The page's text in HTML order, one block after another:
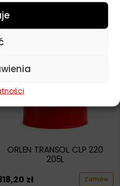
ORLEN TRANSOL CLP 220
205L
zł Zamów